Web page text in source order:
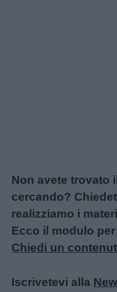
Non avete trovato
cercando?
realizziamo i
Ecco il modulo
Chiedi un
Iscrivetevi alla